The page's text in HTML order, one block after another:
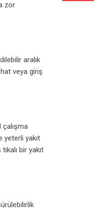
zor
aralık
veya giriş
çalışma
yeterli yakıt
bir yakıt